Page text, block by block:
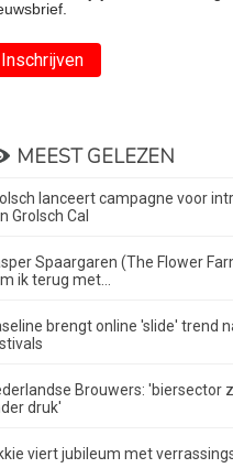
Inschrijven
MEEST GELEZEN
lanceert campagne voor
Grolsch Cal
Spaargaren (The Flower
ik terug met...
brengt online 'slide' trend
Brouwers: 'biersector
druk'
viert jubileum met